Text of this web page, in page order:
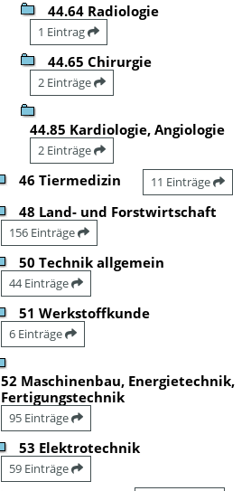
44.64 Radiologie
1 Eintrag
44.65 Chirurgie
2 Einträge
44.85 Kardiologie, Angiologie
2 Einträge
46 Tiermedizin 11 Einträge
48 Land- und Forstwirtschaft
156 Einträge
50 Technik allgemein
44 Einträge
51 Werkstoffkunde
6 Einträge
52 Maschinenbau, Energietechnik,
Fertigungstechnik
95 Einträge
53 Elektrotechnik
59 Einträge